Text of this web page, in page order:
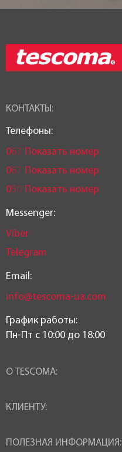
КОНТАКТЫ:
Телефоны:
063 Показать номер
067 Показать номер
050 Показать номер
Messenger:
Viber
Telegram
Email:
info@tescoma-ua.com
График работы:
Пн-Пт c 10:00 до 18:00
О TESCOMA:
КЛИЕНТУ:
ПОЛЕЗНАЯ ИНФОРМАЦИЯ: